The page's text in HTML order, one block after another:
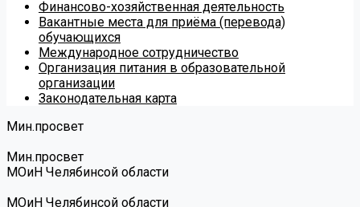
Финансово-хозяйственная деятельность
Вакантные места для приёма (перевода)
обучающихся
Международное сотрудничество
Организация питания в образовательной
организации
Законодательная карта
Мин.просвет
Мин.просвет
МОиН Челябинсой области
МОиН Челябинсой области